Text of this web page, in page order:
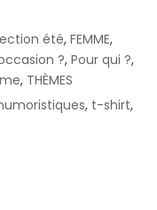
été, FEMME,
?, Pour qui ?,
, THÈMES
, t-shirt,